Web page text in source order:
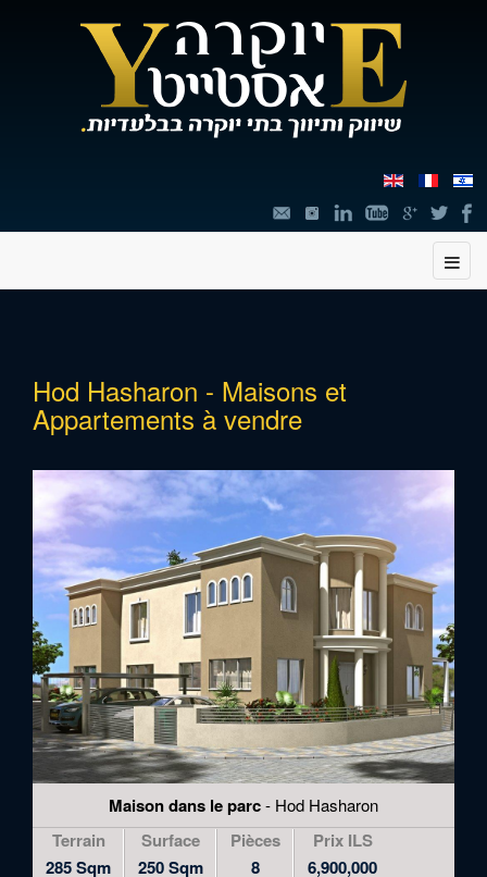
מרכזי,
You
Enter
skip
area
Hod Hasharon - Maisons et
Appartements à vendre
Maison dans le parc- Hod Hasharon
Terrain
285 Sqm
Surface
250 Sqm
Pièces
8
Prix ILS
6,900,000